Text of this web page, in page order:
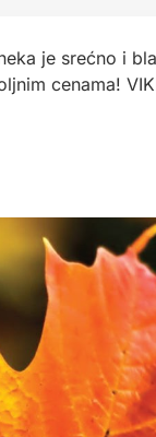
je srećno i
cenama!